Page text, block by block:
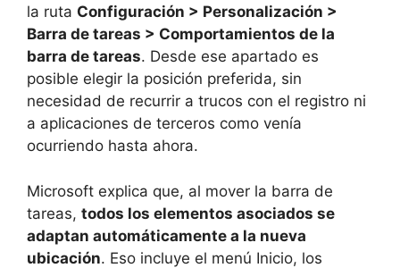
la ruta Configuración > Personalización >
Barra de tareas > Comportamientos de la
barra de tareas. Desde ese apartado es
posible elegir la posición preferida, sin
necesidad de recurrir a trucos con el registro ni
a aplicaciones de terceros como venía
ocurriendo hasta ahora.
Microsoft explica que, al mover la barra de
tareas, todos los elementos asociados se
adaptan automáticamente a la nueva
ubicación. Eso incluye el menú Inicio, los